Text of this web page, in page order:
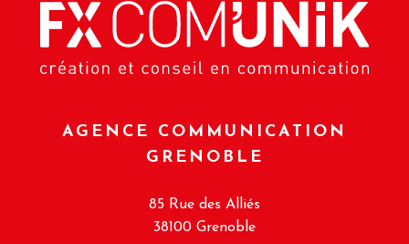
AGENCE COMMUNICATION
GRENOBLE
85 Rue des Alliés
38100 Grenoble